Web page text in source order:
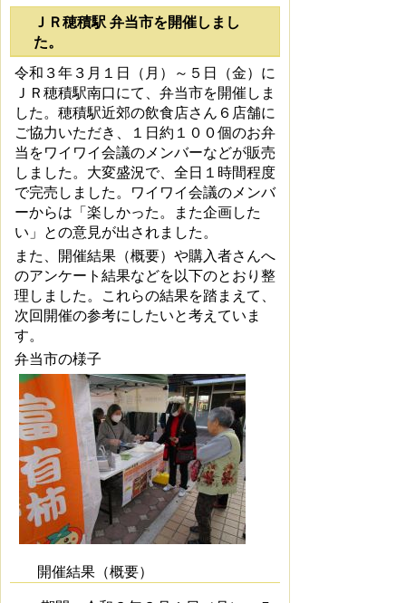
ＪＲ穂積駅 弁当市を開催しまし
た。
令和３年３月１日（月）～５日（金）に
ＪＲ穂積駅南口にて、弁当市を開催しま
した。穂積駅近郊の飲食店さん６店舗に
ご協力いただき、１日約１００個のお弁
当をワイワイ会議のメンバーなどが販売
しました。大変盛況で、全日１時間程度
で完売しました。ワイワイ会議のメンバ
ーからは「楽しかった。また企画した
い」との意見が出されました。
また、開催結果（概要）や購入者さんへ
のアンケート結果などを以下のとおり整
理しました。これらの結果を踏まえて、
次回開催の参考にしたいと考えていま
す。
弁当市の様子
開催結果（概要）